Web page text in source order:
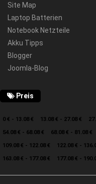
Site Map
Laptop Batterien
Notebook Netzteile
Akku Tipps
Blogger
Joomla-Blog
Preis
0 € - 13.08 € 13.08 € - 27.08 €
54.08 € - 68.08 €
68.08 € - 81.08 €
109.08 € - 122.08 €
122.08 € -
163.08 € - 177.08 €
177.08 € -